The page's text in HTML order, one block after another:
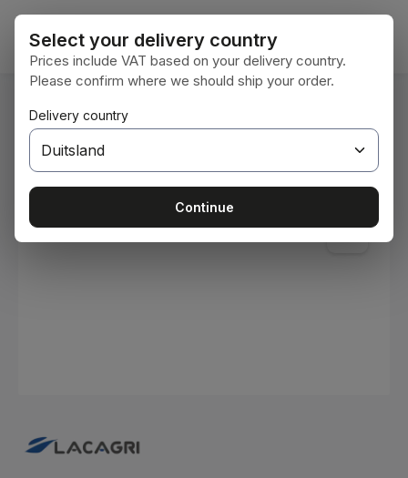
Ga naar de hoofdinhoud
U bent hier: Home
Verven en lakken
Afbeeldingengalerij overslaan
Select your delivery country
Prices include VAT based on your delivery country.
Please confirm where we should ship your order.
Delivery country
Continue